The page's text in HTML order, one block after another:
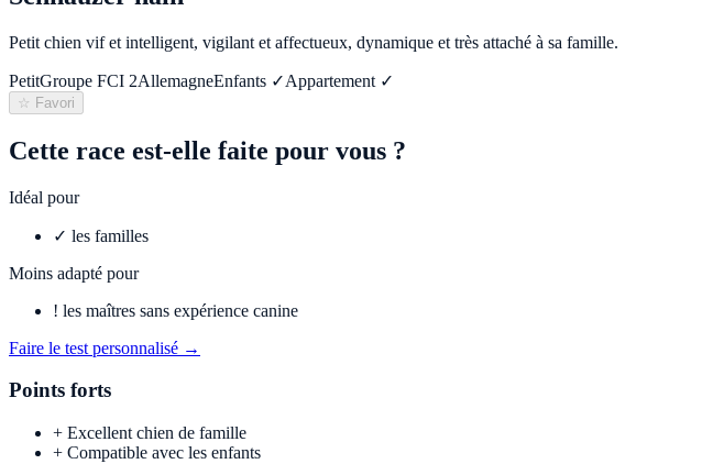
Petit chien vif et intelligent, vigilant et affectueux, dynamique et très attaché à sa famille.
PetitGroupe FCI 2AllemagneEnfants ✓Appartement ✓
☆ Favori
Cette race est-elle faite pour vous ?
Idéal pour
✓ les familles
Moins adapté pour
! les maîtres sans expérience canine
Faire le test personnalisé →
Points forts
+ Excellent chien de famille
+ Compatible avec les enfants